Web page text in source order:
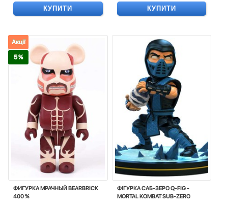
КУПИТИ КУПИТИ
ФИГУРКА МРАЧНЫЙ BEARBRICK
400 %
Акції
5 %
ФІГУРКА САБ-ЗЕРО Q-FIG -
MORTAL KOMBAT SUB-ZERO